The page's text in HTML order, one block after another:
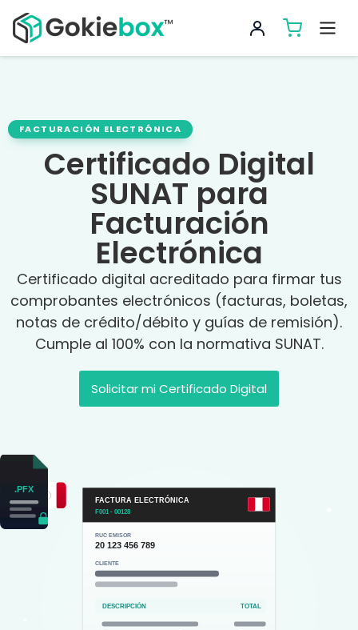
Certificado Digital
SUNAT para
Facturación
Electrónica
Certificado digital acreditado para firmar tus
comprobantes electrónicos (facturas, boletas,
notas de crédito/débito y guías de remisión).
Cumple al 100% con la normativa SUNAT.
Solicitar mi Certificado Digital